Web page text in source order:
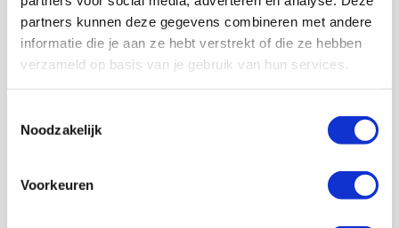
partners kunnen deze gegevens combineren met andere
informatie die je aan ze hebt verstrekt of die ze hebben
verzameld op basis van je gebruik van hun services.
Noodzakelijk
Voorkeuren